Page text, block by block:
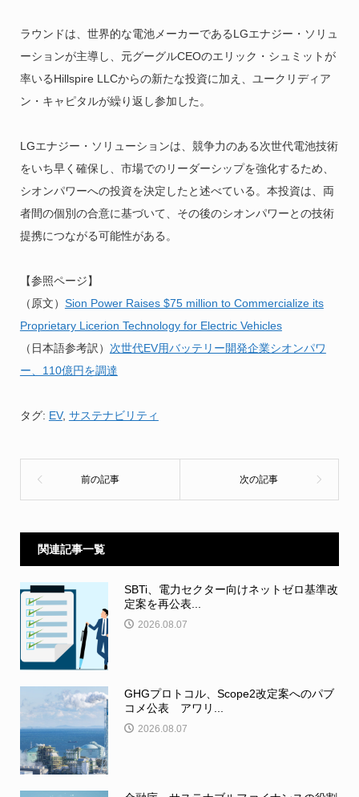
ラウンドは、世界的な電池メーカーであるLGエナジー・ソリュ
ーションが主導し、元グーグルCEOのエリック・シュミットが
率いるHillspire LLCからの新たな投資に加え、ユークリディア
ン・キャピタルが繰り返し参加した。
LGエナジー・ソリューションは、競争力のある次世代電池技術
をいち早く確保し、市場でのリーダーシップを強化するため、
シオンパワーへの投資を決定したと述べている。本投資は、両
者間の個別の合意に基づいて、その後のシオンパワーとの技術
提携につながる可能性がある。
【参照ページ】
（原文） Sion Power Raises $75 million to Commercialize its
Proprietary Licerion Technology for Electric Vehicles
（日本語参考訳） 次世代EV用バッテリー開発企業シオンパワ
ー、110億円を調達
タグ: EV, サステナビリティ
関連記事一覧
SBTi、電力セクター向けネットゼロ基準改
定案を再公表...
2026.08.07
GHGプロトコル、Scope2改定案へのパブ
コメ公表 アワリ...
2026.08.07